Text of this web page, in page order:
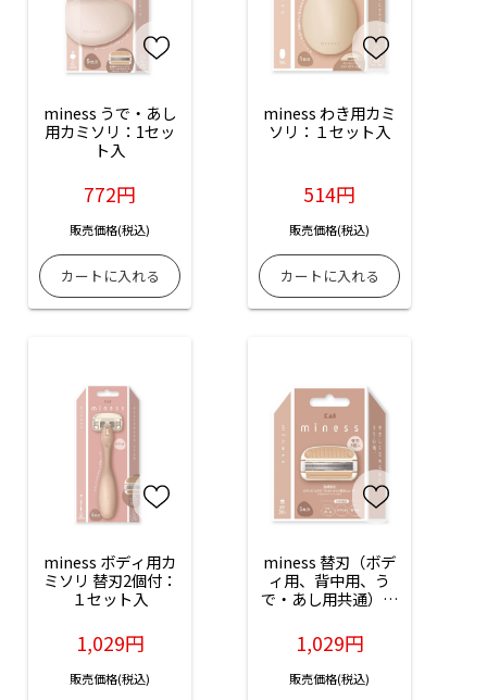
miness うで・あし
用カミソリ：1セッ
ト入
772円
販売価格(税込)
miness わき用カミ
ソリ：１セット入
514円
販売価格(税込)
miness ボディ用カ
ミソリ 替刃2個付：
１セット入
1,029円
販売価格(税込)
miness 替刃（ボデ
ィ用、背中用、う
で・あし用共通）：
1,029円
販売価格(税込)